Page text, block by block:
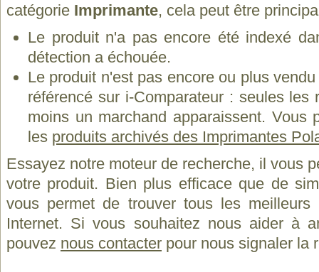
catégorie Imprimante, cela peut être
Le produit n'a pas encore été indexé
détection a échouée.
Le produit n'est pas encore ou plus
référencé sur i-Comparateur : seules les
moins un marchand apparaissent. Vous
les produits archivés des Imprimantes
Essayez notre moteur de recherche, il vous
votre produit. Bien plus efficace que de
vous permet de trouver tous les
Internet. Si vous souhaitez nous aider à
pouvez nous contacter pour nous signaler la